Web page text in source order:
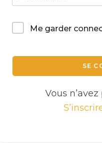
Me garder
SE
Vous